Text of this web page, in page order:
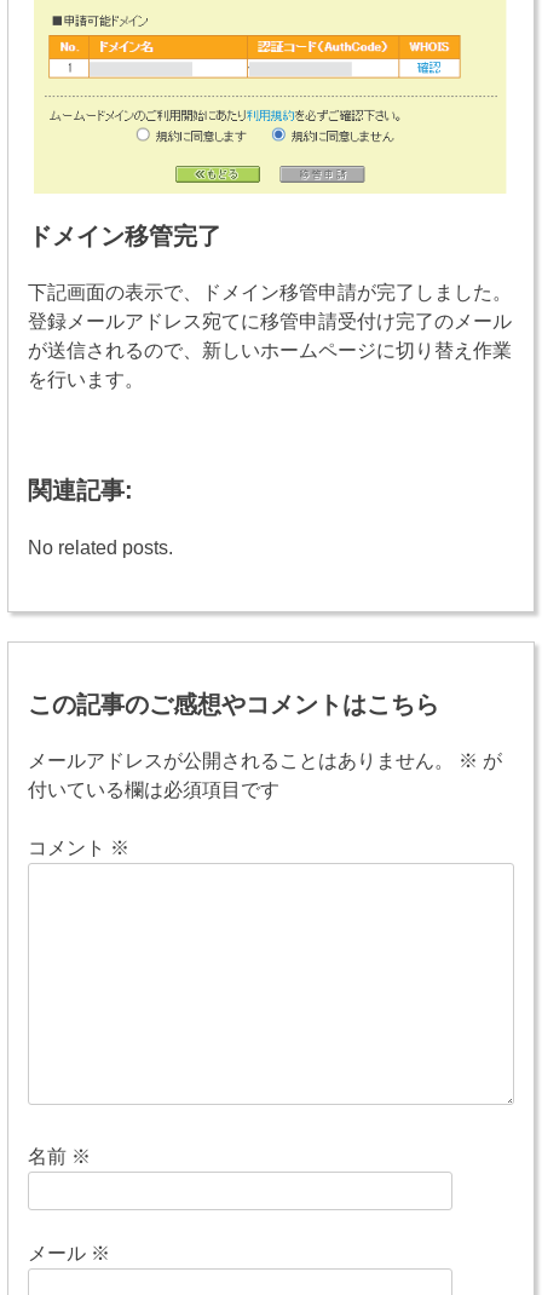
ドメイン移管完了
下記画面の表示で、ドメイン移管申請が完了しました。
登録メールアドレス宛てに移管申請受付け完了のメール
が送信されるので、新しいホームページに切り替え作業
を行います。
関連記事:
No related posts.
ナ
ビ
ゲ
ー
この記事のご感想やコメントはこちら
メールアドレスが公開されることはありません。 ※ が
付いている欄は必須項目です
コメント ※
名前 ※
メール ※